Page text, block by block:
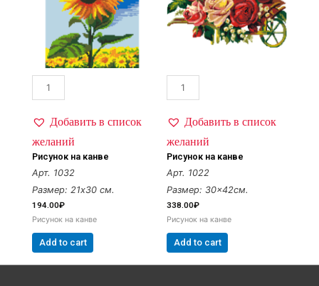
Добавить в список
желаний
Рисунок на канве
Арт. 1032
Размер: 21х30 см.
194.00₽
Рисунок на канве
Add to cart
Добавить в список
желаний
Рисунок на канве
Арт. 1022
Размер: 30×42см.
338.00₽
Рисунок на канве
Add to cart